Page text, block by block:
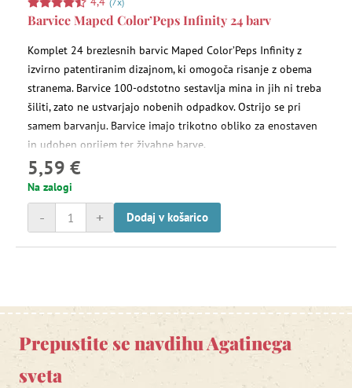
Barvice Maped Color’Peps Infinity 24 barv
Komplet 24 brezlesnih barvic Maped Color’Peps Infinity z
izvirno patentiranim dizajnom, ki omogoča risanje z obema
stranema. Barvice 100-odstotno sestavlja mina in jih ni treba
šiliti, zato ne ustvarjajo nobenih odpadkov. Ostrijo se pri
samem barvanju. Barvice imajo trikotno obliko za enostaven
in udoben oprijem ter živahne barve.
5,59 €
Na zalogi
+
- Dodaj v košarico
Prepustite se navdihu Agatinega
sveta